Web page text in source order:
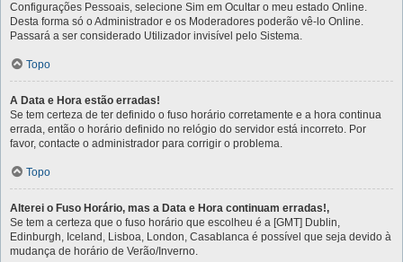
Configurações Pessoais, selecione Sim em Ocultar o meu estado Online.
Desta forma só o Administrador e os Moderadores poderão vê-lo Online.
Passará a ser considerado Utilizador invisível pelo Sistema.
Topo
A Data e Hora estão erradas!
Se tem certeza de ter definido o fuso horário corretamente e a hora continua
errada, então o horário definido no relógio do servidor está incorreto. Por
favor, contacte o administrador para corrigir o problema.
Topo
Alterei o Fuso Horário, mas a Data e Hora continuam erradas!,
Se tem a certeza que o fuso horário que escolheu é a [GMT] Dublin,
Edinburgh, Iceland, Lisboa, London, Casablanca é possível que seja devido à
mudança de horário de Verão/Inverno.